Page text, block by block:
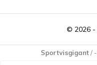
© 2026 -
Sportvisgigant/ -